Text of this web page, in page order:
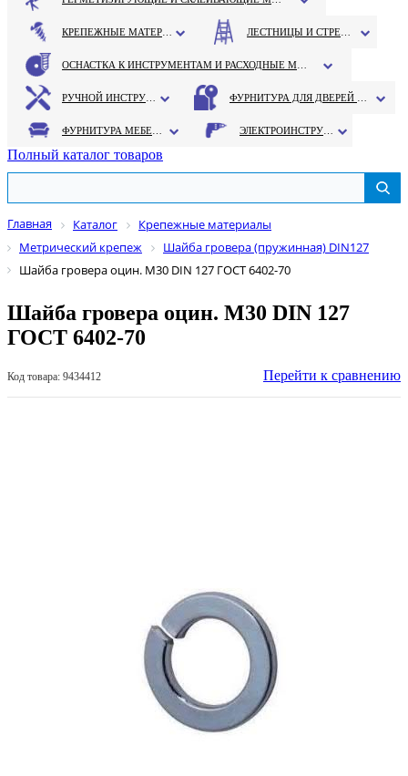
Полный каталог товаров
Главная Каталог
Крепежные материалы
Метрический крепеж
Шайба гровера (пружинная) DIN127
Шайба гровера оцин. М30 DIN 127 ГОСТ 6402-70
Шайба гровера оцин. М30 DIN 127
ГОСТ 6402-70
Код товара: 9434412 Перейти к сравнению